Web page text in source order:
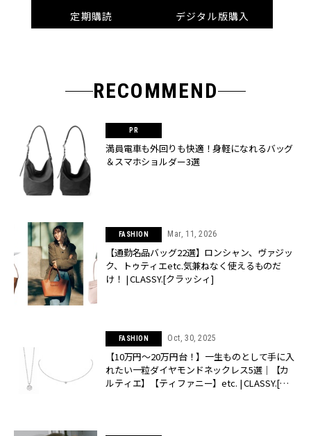
定期購読
デジタル版購入
RECOMMEND
満員電車も外回りも快適！身軽になれるバッグ
＆スマホショルダー3選
FASHION Mar, 11, 2026
【通勤名品バッグ22選】ロンシャン、ヴァジッ
ク、トゥティエetc.気兼ねなく使えるものだ
け！ | CLASSY.[クラッシィ]
FASHION Oct, 30, 2025
【10万円〜20万円台！】一生ものとして手に入
れたい一粒ダイヤモンドネックレス5選｜【カ
ルティエ】【ティファニー】etc. | CLASSY.[ク